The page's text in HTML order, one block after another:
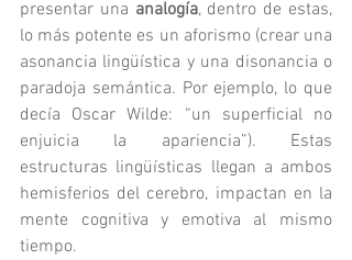
presentar una analogía, dentro de estas,
lo más potente es un aforismo (crear una
asonancia lingüística y una disonancia o
paradoja semántica. Por ejemplo, lo que
decía Oscar Wilde: “un superficial no
enjuicia la apariencia”). Estas
estructuras lingüísticas llegan a ambos
hemisferios del cerebro, impactan en la
mente cognitiva y emotiva al mismo
tiempo.